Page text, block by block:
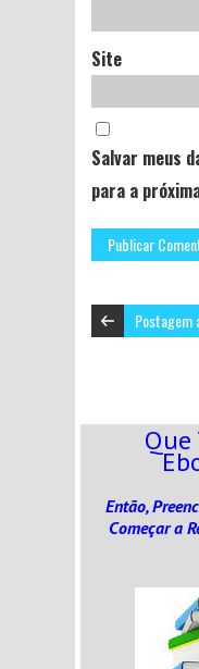
Site
Salvar meus
para a
Postagem
Que
Então,
Começar a